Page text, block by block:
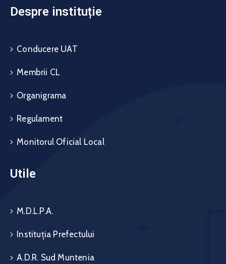
Despre instituție
Conducere UAT
Membrii CL
Organigrama
Regulament
Monitorul Oficial Local
Utile
M.D.L.P.A.
Instituția Prefectului
A.D.R. Sud Muntenia